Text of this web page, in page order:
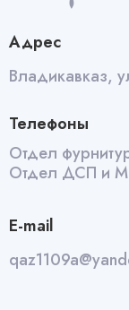
Адрес
Владикавказ,
Телефоны
Отдел
Отдел ДСП и
E-mail